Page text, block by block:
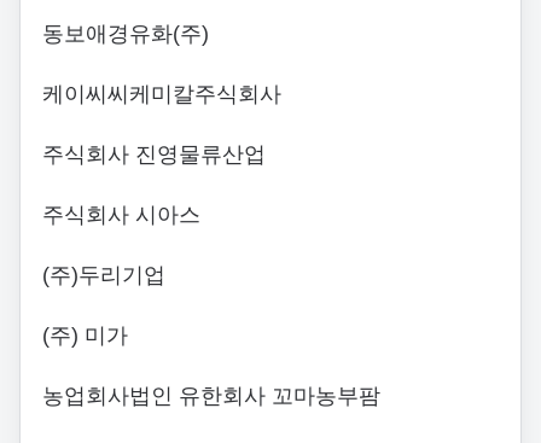
동보애경유화(주)
케이씨씨케미칼주식회사
주식회사 진영물류산업
주식회사 시아스
(주)두리기업
(주) 미가
농업회사법인 유한회사 꼬마농부팜